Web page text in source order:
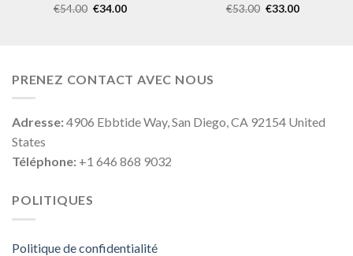
€54.00 €34.00
€53.00 €33.00
PRENEZ CONTACT AVEC NOUS
Adresse:4906 Ebbtide Way, San Diego, CA 92154 United
States
Téléphone: +1 646 868 9032
POLITIQUES
Politique de confidentialité